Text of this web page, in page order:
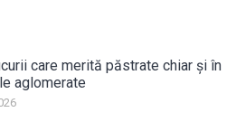
care merită păstrate chiar și în
aglomerate